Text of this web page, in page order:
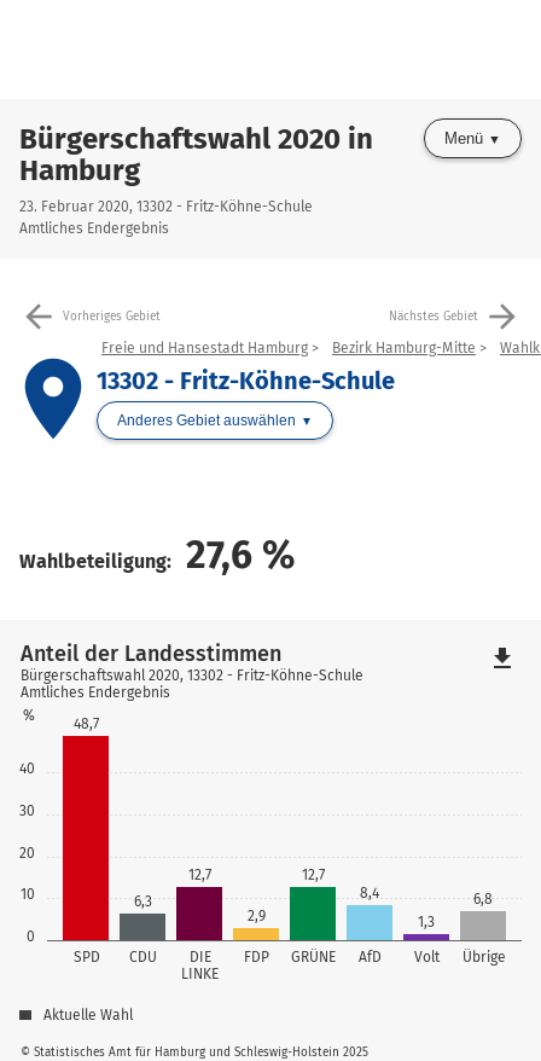
Bürgerschaftswahl 2020 in
Hamburg
23. Februar 2020, 13302 - Fritz-Köhne-Schule
Amtliches Endergebnis
Menü
arrow_back Vorheriges Gebiet Nächstes Gebiet arrow_forward
place
Freie und Hansestadt Hamburg Bezirk Hamburg-Mitte
13302 - Fritz-Köhne-Schule
Anderes Gebiet auswählen
Wahlbeteiligung: 27,6 %
0
10
20
30
40
%
SPD CDU
DIE
LINKE
FDP GRÜNE AfD Volt Übrige
48,7
6,3
12,7
2,9
12,7
8,4
1,3
6,8
© Statistisches Amt für Hamburg und Schleswig-Holstein 2025
Anteil der Landesstimmen
Bürgerschaftswahl 2020, 13302 - Fritz-Köhne-Schule
Amtliches Endergebnis
Aktuelle Wahl
file_download